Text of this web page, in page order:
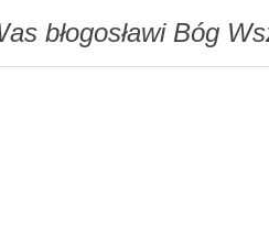
błogosławi Bóg